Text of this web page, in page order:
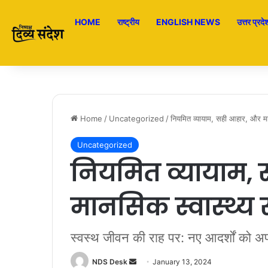
HOME राष्ट्रीय ENGLISH NEWS उत्तर
Home / Uncategorized /नियमित व्यायाम, सही आहार, और
Uncategorized
नियमित
मानसिक स्वास्थ्य
स्वस्थ जीवन की राह पर: नए आदर्शों को
NDS Desk January 13, 2024